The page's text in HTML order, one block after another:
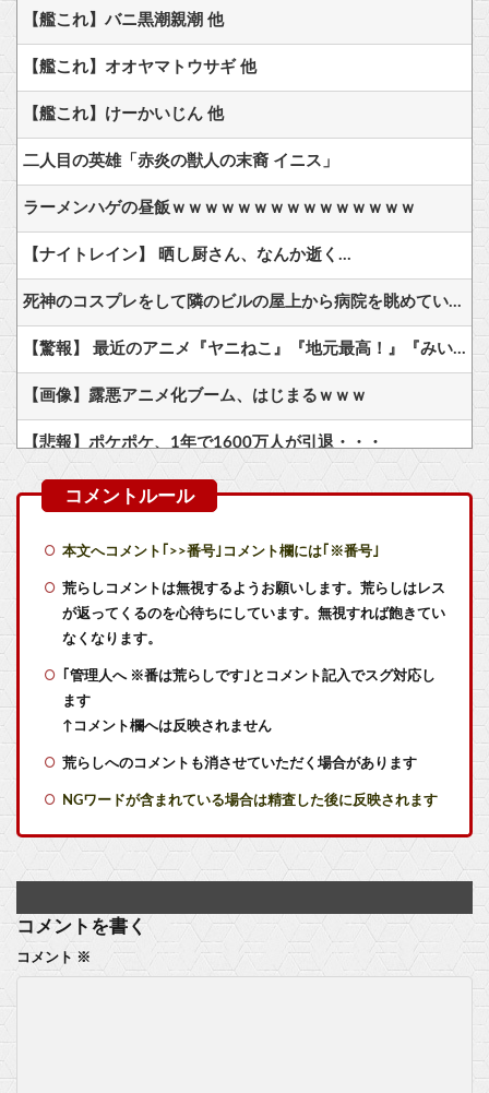
【艦これ】バニ黒潮親潮 他
【艦これ】オオヤマトウサギ 他
【艦これ】けーかいじん 他
二人目の英雄「赤炎の獣人の末裔 イニス」
ラーメンハゲの昼飯ｗｗｗｗｗｗｗｗｗｗｗｗｗｗｗ
【ナイトレイン】 晒し厨さん、なんか逝く…
死神のコスプレをして隣のビルの屋上から病院を眺めていた男を逮捕ｗｗｗ
【驚報】 最近のアニメ『ヤニねこ』『地元最高！』『みいちゃんと山田さん』『ドカ食いダイスキ！ もちづきさん』
【画像】露悪アニメ化ブーム、はじまるｗｗｗ
【悲報】ポケポケ、1年で1600万人が引退・・・
ドラえもん映画、『のび太「の」』と『のび太「と」』の違いがわからないと話題に
【悲報】「Beast of Reincarnation」、ユーザースコア6.5...
【株式】任天堂が続伸 1Q決算の大幅増益を素直に評価
【デレマス】810プロエアコン騒動【ぷちかれシリーズ】
【悲報】Steamユーザー、ビデメモ16GBが主流にwww
【食玩】Gフレーム「デスティニーガンダム」8月下旬受注開始他
『ゲームボーイ世代』にしかわからないことｗｗｗｗｗ
本文へコメント｢>>番号｣コメント欄には｢※番号｣
荒らしコメントは無視するようお願いします。荒らしはレス
が返ってくるのを心待ちにしています。無視すれば飽きてい
なくなります。
｢管理人へ ※番は荒らしです｣とコメント記入でスグ対応し
ます
↑コメント欄へは反映されません
荒らしへのコメントも消させていただく場合があります
NGワードが含まれている場合は精査した後に反映されます
コメントを書く
コメント※